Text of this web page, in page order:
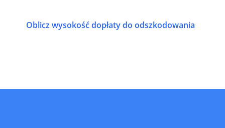
Oblicz wysokość dopłaty do odszkodowania